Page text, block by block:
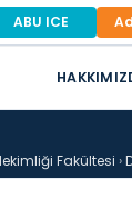
ABU ICE
Fakültesi ›